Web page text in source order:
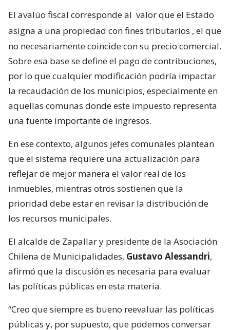
El avalúo fiscal corresponde al valor que el Estado
asigna a una propiedad con fines tributarios , el que
no necesariamente coincide con su precio comercial.
Sobre esa base se define el pago de contribuciones,
por lo que cualquier modificación podría impactar
la recaudación de los municipios, especialmente en
aquellas comunas donde este impuesto representa
una fuente importante de ingresos.
En ese contexto, algunos jefes comunales plantean
que el sistema requiere una actualización para
reflejar de mejor manera el valor real de los
inmuebles, mientras otros sostienen que la
prioridad debe estar en revisar la distribución de
los recursos municipales.
El alcalde de Zapallar y presidente de la Asociación
Chilena de Municipalidades, Gustavo Alessandri,
afirmó que la discusión es necesaria para evaluar
las políticas públicas en esta materia.
“Creo que siempre es bueno reevaluar las políticas
públicas y, por supuesto, que podemos conversar